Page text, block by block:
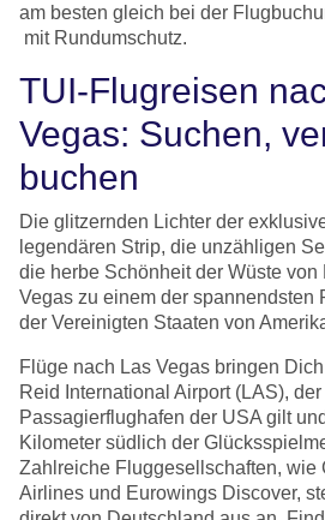
am besten gleich bei der
mit Rundumschutz.
TUI-Flugreisen
Vegas: Suchen,
buchen
Die glitzernden Lichter der
legendären Strip, die unzähligen
die herbe Schönheit der Wüste
Vegas zu einem der spannendsten
der Vereinigten Staaten von
Flüge nach Las Vegas bringen
Reid International Airport (LAS),
Passagierflughafen der USA gilt
Kilometer südlich der
Zahlreiche Fluggesellschaften, wie
Airlines und Eurowings Discover,